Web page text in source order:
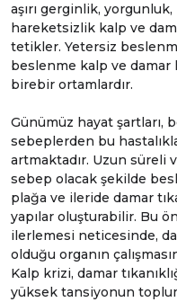
aşırı gerginlik,
hareketsizlik kalp ve
tetikler. Yetersiz
beslenme kalp ve damar
birebir ortamlardır.
Günümüz hayat şartları,
sebeplerden bu
artmaktadır. Uzun süreli
sebep olacak şekilde
plağa ve ileride damar
yapılar oluşturabilir. Bu
ilerlemesi neticesinde,
olduğu organın
Kalp krizi, damar
yüksek tansiyonun